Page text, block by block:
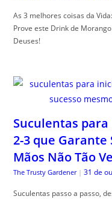
As 3 melhores coisas da
Prove este Drink de
Deuses!
Suculentas
2-3 que Garante
Mãos Não Tão
The Trusty Gardener | 31 de
Suculentas passo a passo,